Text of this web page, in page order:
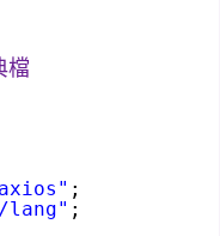
檔
;
lang" ;